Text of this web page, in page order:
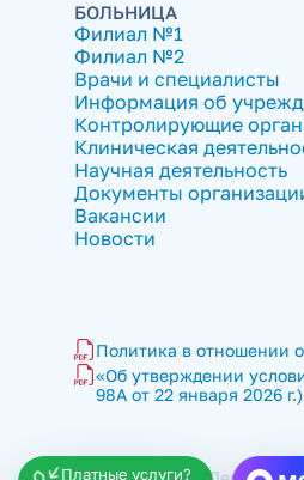
БОЛЬНИЦА
Филиал №1
Филиал №2
Врачи и специалисты
Информация об
Контролирующие
Клиническая
Научная деятельность
Документы
Вакансии
Новости
Политика в отношении
«Об утверждении
98А от 22 января 2026 г.)
Платные услуги?